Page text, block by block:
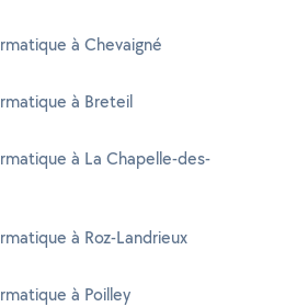
à Chevaigné
à Breteil
à La Chapelle-des-
à Roz-Landrieux
à Poilley